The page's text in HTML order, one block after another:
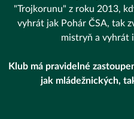
"Trojkorunu" z roku 2013,
vyhrát jak Pohár ČSA, tak
mistryň a vyhrát
Klub má pravidelné
jak mládežnických,